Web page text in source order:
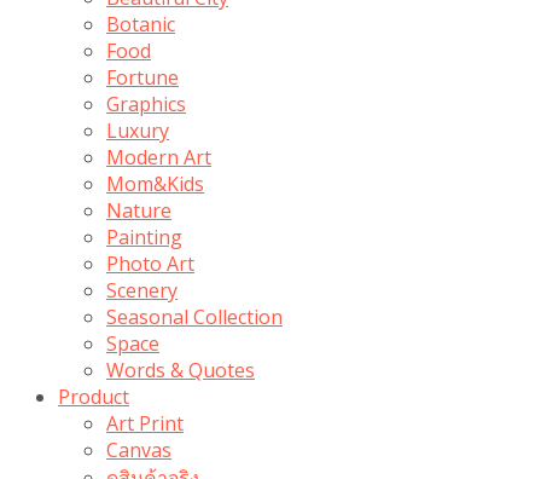
Botanic
Food
Fortune
Graphics
Luxury
Modern Art
Mom&Kids
Nature
Painting
Photo Art
Scenery
Seasonal Collection
Space
Words & Quotes
Product
Art Print
Canvas